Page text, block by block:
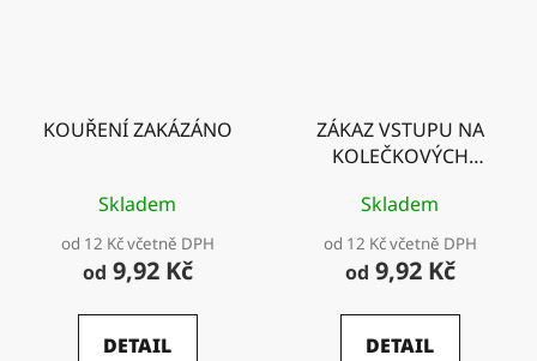
KOUŘENÍ ZAKÁZÁNO
Skladem
od 12 Kč včetně DPH
od 9,92 Kč
DETAIL
ZÁKAZ VSTUPU NA
KOLEČKOVÝCH
Skladem
od 12 Kč včetně DPH
od 9,92 Kč
DETAIL